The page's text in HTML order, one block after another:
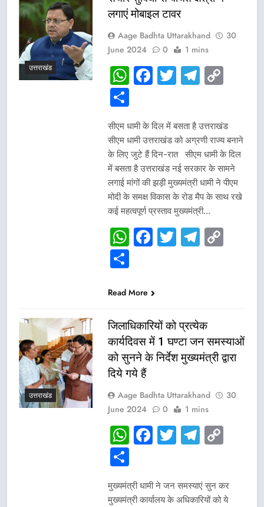
उत्तराखंड
लगाएं मोबाइल टावर
Aage Badhta Uttarakhand
30
June 2024
0 1 mins
WhatsApp
Facebook
Twitter
Share
सीएम धामी के दिल में बसता है उत्तराखंड
सीएम धामी उत्तराखंड को अग्रणी राज्य बनाने
के लिए जुटे हैं दिन-रात सीएम धामी के दिल
में बसता है उत्तराखंड नई सरकार के सामने
लगाई मांगों की झड़ी मुख्यमंत्री धामी ने पीएम
मोदी के समक्ष विकास के रोड मैप के साथ रखे
कई महत्वपूर्ण प्रस्ताव मुख्यमंत्री…
WhatsApp
Facebook
Twitter
Share
Read More
उत्तराखंड
जिलाधिकारियों को प्रत्येक
कार्यदिवस में 1 घण्टा जन समस्याओं
को सुनने के निर्देश मुख्यमंत्री द्वारा
दिये गये हैं
Aage Badhta Uttarakhand
30
June 2024
0 1 mins
WhatsApp
Facebook
Twitter
Share
मुख्यमंत्री धामी ने जन समस्याएं सुन कर
मुख्यमंत्री कार्यालय के अधिकारियों को ये